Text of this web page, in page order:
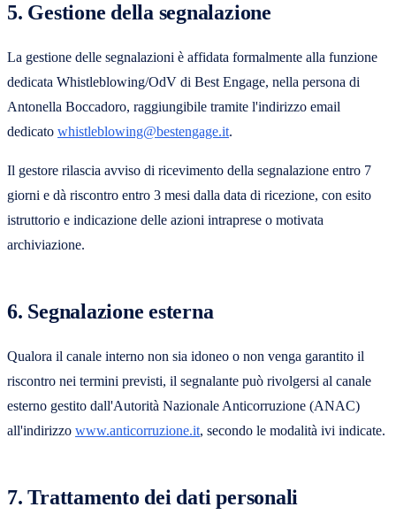
5. Gestione della segnalazione
La gestione delle segnalazioni è affidata formalmente alla funzione
dedicata Whistleblowing/OdV di Best Engage, nella persona di
Antonella Boccadoro, raggiungibile tramite l'indirizzo email
dedicato whistleblowing@bestengage.it.
Il gestore rilascia avviso di ricevimento della segnalazione entro 7
giorni e dà riscontro entro 3 mesi dalla data di ricezione, con esito
istruttorio e indicazione delle azioni intraprese o motivata
archiviazione.
6. Segnalazione esterna
Qualora il canale interno non sia idoneo o non venga garantito il
riscontro nei termini previsti, il segnalante può rivolgersi al canale
esterno gestito dall'Autorità Nazionale Anticorruzione (ANAC)
all'indirizzo www.anticorruzione.it, secondo le modalità ivi indicate.
7. Trattamento dei dati personali